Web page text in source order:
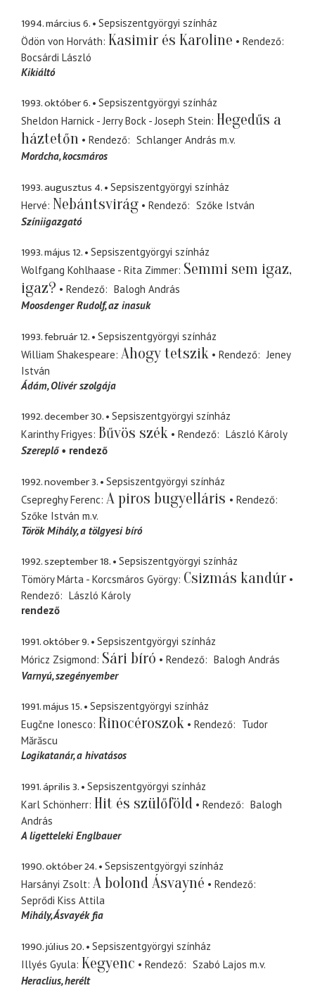
1994. március 6.
Sepsiszentgyörgyi színház
Ödön von Horváth Kasimir és Karoline
Rendező
Bocsárdi László
Kikiáltó
1993. október 6.
Sepsiszentgyörgyi színház
Sheldon Harnick - Jerry Bock - Joseph Stein Hegedűs a
háztetőn
Rendező Schlanger András m.v.
Mordcha kocsmáros
1993. augusztus 4.
Sepsiszentgyörgyi színház
Hervé Nebántsvirág Rendező
Szőke István
Színiigazgató
1993. május 12.
Sepsiszentgyörgyi színház
Wolfgang Kohlhaase - Rita Zimmer Semmi sem igaz,
igaz?
Rendező
Balogh András
Moosdenger Rudolf az inasuk
1993. február 12.
Sepsiszentgyörgyi színház
William Shakespeare Ahogy tetszik Rendező
Jeney
István
Ádám Olivér szolgája
1992. december 30.
Sepsiszentgyörgyi színház
Karinthy Frigyes Bűvös szék Rendező
László Károly
Szereplő
rendező
1992. november 3.
Sepsiszentgyörgyi színház
Csepreghy Ferenc A piros bugyelláris
Rendező
Szőke István m.v.
Török Mihály a tölgyesi bíró
1992. szeptember 18.
Sepsiszentgyörgyi színház
Tömöry Márta - Korcsmáros György Csizmás kandúr
Rendező
László Károly
rendező
1991. október 9.
Sepsiszentgyörgyi színház
Móricz Zsigmond Sári bíró Rendező
Balogh András
Varnyú szegényember
1991. május 15.
Sepsiszentgyörgyi színház
Eugčne Ionesco Rinocéroszok Rendező
Tudor
Mărăscu
Logikatanár a hivatásos
1991. április 3.
Sepsiszentgyörgyi színház
Karl Schönherr Hit és szülőföld Rendező
Balogh
András
A ligetteleki Englbauer
1990. október 24.
Sepsiszentgyörgyi színház
Harsányi Zsolt A bolond Ásvayné
Rendező
Seprődi Kiss Attila
Mihály Ásvayék fia
1990. július 20.
Sepsiszentgyörgyi színház
Illyés Gyula Kegyenc Rendező Szabó Lajos m.v.
Heraclius herélt